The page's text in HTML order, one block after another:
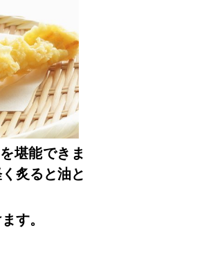
堪能できま
炙ると油と
す。